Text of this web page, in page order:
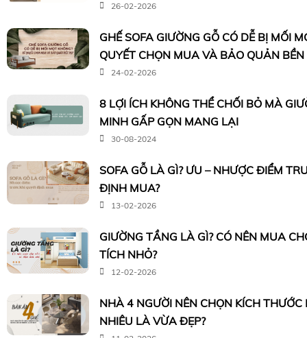
26-02-2026
GHẾ SOFA GIƯỜNG GỖ CÓ DỄ BỊ MỐI
QUYẾT CHỌN MUA VÀ BẢO QUẢN
24-02-2026
8 LỢI ÍCH KHÔNG THỂ CHỐI BỎ MÀ
MINH GẤP GỌN MANG LẠI
30-08-2024
SOFA GỖ LÀ GÌ? ƯU – NHƯỢC ĐIỂM
ĐỊNH MUA?
13-02-2026
GIƯỜNG TẦNG LÀ GÌ? CÓ NÊN MUA
TÍCH NHỎ?
12-02-2026
NHÀ 4 NGƯỜI NÊN CHỌN KÍCH
NHIÊU LÀ VỪA ĐẸP?